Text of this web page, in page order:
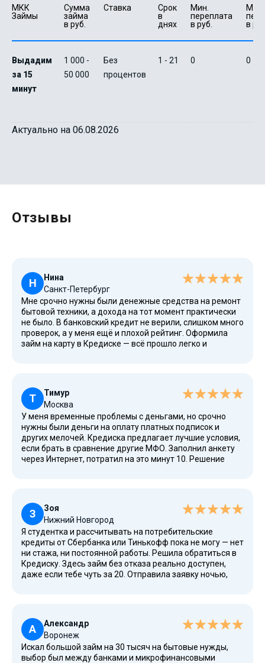
МКК
Займы
Сумма
займа
в руб.
Ставка
Срок
в
днях
Мин.
переплата
в руб.
в
Выдадим
за 15
минут
1 000 -
50 000
Без
процентов
1 - 21 0 0
Актуально на 06.08.2026
Отзывы
Н
Нина
Санкт-Петербург
Мне срочно нужны были денежные средства на ремонт
бытовой техники, а дохода на тот момент практически
не было. В банковский кредит не верили, слишком много
проверок, а у меня ещё и плохой рейтинг. Оформила
займ на карту в Кредиске — всё прошло легко и
Очень удобно для граждан, у которых нет возможности
взять обычный кредит.
Т
Тимур
Москва
У меня временные проблемы с деньгами, но срочно
нужны были деньги на оплату платных подписок и
других мелочей. Кредиска предлагает лучшие условия,
если брать в сравнение другие МФО. Заполнил анкету
через Интернет, потратил на это минут 10. Решение
система рассрочки и возможность погашения заранее.
З
Зоя
Нижний Новгород
Я студентка и рассчитывать на потребительские
кредиты от Сбербанка или Тинькофф пока не могу — нет
ни стажа, ни постоянной работы. Решила обратиться в
Кредиску. Здесь займ без отказа реально доступен,
даже если тебе чуть за 20. Отправила заявку ночью,
без давления.
А
Александр
Воронеж
Искал большой займ на 30 тысяч на бытовые нужды,
выбор был между банками и микрофинансовыми